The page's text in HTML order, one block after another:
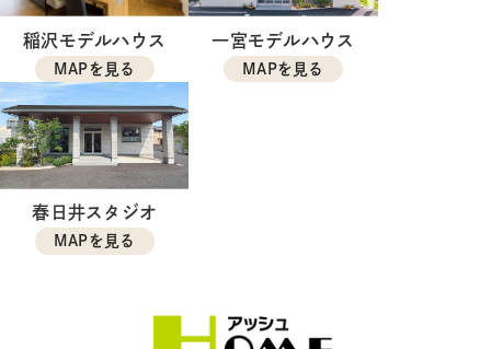
稲沢モデルハウス
MAPを見る
一宮モデルハウス
MAPを見る
春日井スタジオ
MAPを見る